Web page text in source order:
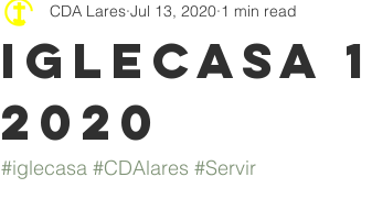
IGLECASA
2020
CDA Lares Jul 13, 2020 1 min read
#iglecasa #CDAlares #Servir